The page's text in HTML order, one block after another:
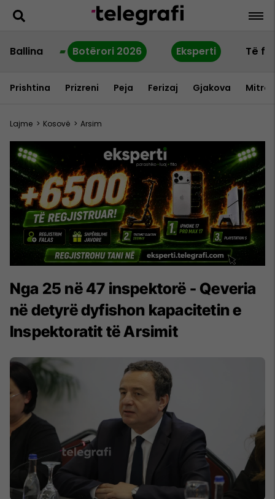
Ballina Botërori 2026 Eksperti Të
Prishtina Prizreni Peja Ferizaj Gjakova
Lajme > Kosovë > Arsim
Nga 25 në 47 inspektorë - Qeveria
në detyrë dyfishon kapacitetin e
Inspektoratit të Arsimit